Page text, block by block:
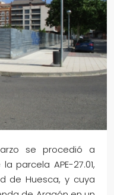
se procedió a
parcela APE-27.01,
de Huesca, y cuya